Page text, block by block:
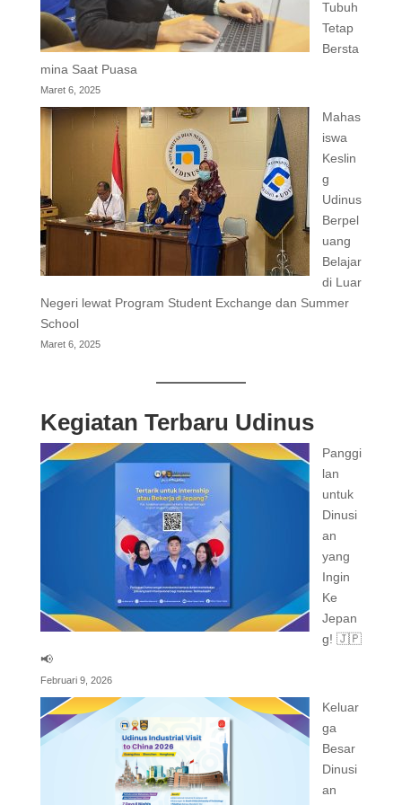
Tubuh
Tetap
Bersta
mina Saat Puasa
Maret 6, 2025
Mahas
iswa
Keslin
g
Udinus
Berpel
uang
Belajar
di Luar
Negeri lewat Program Student Exchange dan Summer
School
Maret 6, 2025
Kegiatan Terbaru Udinus
Panggi
lan
untuk
Dinusi
an
yang
Ingin
Ke
Jepan
g! 🇯🇵
📢
Februari 9, 2026
Keluar
ga
Besar
Dinusi
an